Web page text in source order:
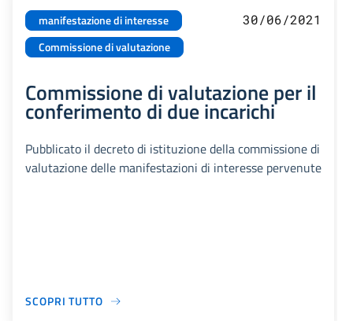
manifestazione di interesse
Commissione di valutazione
30/06/2021
Commissione di valutazione per il
conferimento di due incarichi
Pubblicato il decreto di istituzione della commissione di
valutazione delle manifestazioni di interesse pervenute
SCOPRI TUTTO